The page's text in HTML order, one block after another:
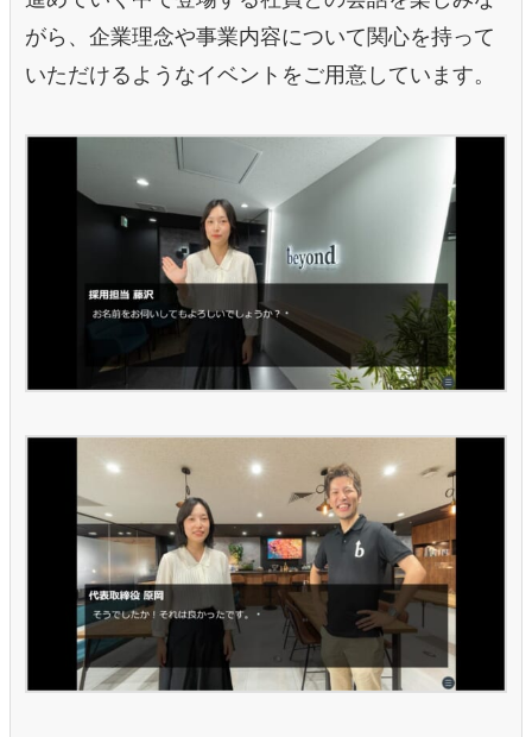
がら、企業理念や事業内容について関心を持って
いただけるようなイベントをご用意しています。